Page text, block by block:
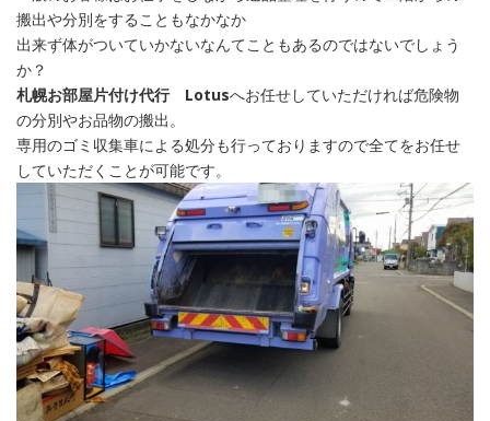
搬出や分別をすることもなかなか
出来ず体がついていかないなんてこともあるのではないでしょう
か？
札幌お部屋片付け代行 Lotusへお任せしていただければ危険物
の分別やお品物の搬出。
専用のゴミ収集車による処分も行っておりますので全てをお任せ
していただくことが可能です。